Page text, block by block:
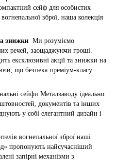
сейф для особистих
зброї, наша колекція
знижки Ми розуміємо
речей, заощаджуючи гроші.
ексклюзивні акції та знижки на
що безпека преміум-класу
сейфи Металзаводу ідеально
документів та інших
у собі елегантний дизайн і
вогнепальної зброї наші
пропонують найсучасніший
запірні механізми з